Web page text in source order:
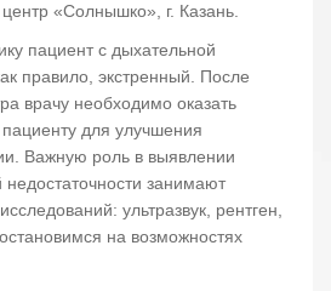
«Солнышко», г. Казань.
пациент с дыхательной
правило, экстренный. После
врачу необходимо оказать
для улучшения
Важную роль в выявлении
занимают
ультразвук, рентген,
на возможностях